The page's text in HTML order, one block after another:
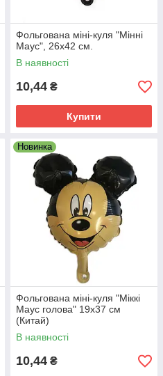
Фольгована міні-куля "Мінні
Маус", 26х42 см.
В наявності
10,44 ₴
Купити
Новинка
Фольгована міні-куля "Міккі
Маус голова" 19х37 см
(Китай)
В наявності
10,44 ₴